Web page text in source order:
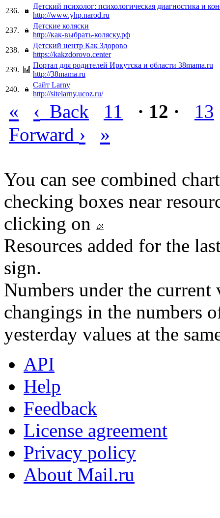
236.
Детский психолог: психологическая диагностика и
http://www.yhp.narod.ru
237.
Детские коляски
http://как-выбрать-коляску.рф
238.
Детский центр Как Здорово
https://kakzdorovo.center
239.
Портал для родителей Иркутска и области 38mama.ru
http://38mama.ru
240.
Сайт Larny
http://sitelarny.ucoz.ru/
« ‹ Back 11 · 12 ·
13
Forward › »
You can see combined
checking boxes near
clicking on
Resources added for the
sign.
Numbers under the
changings in the numbers
yesterday values at the
API
Help
Feedback
License agreement
Privacy policy
About Mail.ru